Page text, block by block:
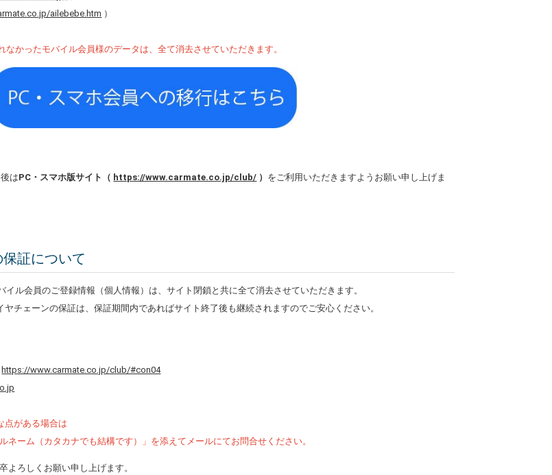
ailebebe.htm ）
かったモバイル会員様のデータは、全て消去させていただきます。
はPC・スマホ版サイト（ https://www.carmate.co.jp/club/ ） をご利用いただきますようお願い申し上げま
証について
イル会員のご登録情報（個人情報）は、サイト閉鎖と共に全て消去させていただきます。
チェーンの保証は、保証期間内であればサイト終了後も継続されますのでご安心ください。
https://www.carmate.co.jp/club/#con04
点がある場合は
ネーム（カタカナでも結構です）」を添えてメールにてお問合せください。
よろしくお願い申し上げます。